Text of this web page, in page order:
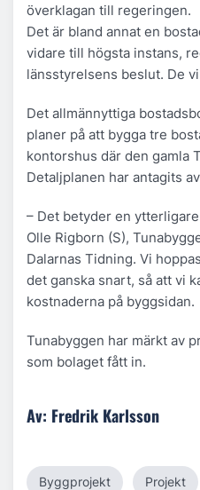
överklagan till regeringen.
Det är bland annat en
vidare till högsta instans,
länsstyrelsens beslut. De
Det allmännyttiga
planer på att bygga tre
kontorshus där den gamla
Detaljplanen har antagits
– Det betyder en
Olle Rigborn (S),
Dalarnas Tidning. Vi
det ganska snart, så att vi
kostnaderna på byggsidan.
Tunabyggen har märkt av
som bolaget fått in.
Av: Fredrik Karlsson
Byggprojekt Projekt